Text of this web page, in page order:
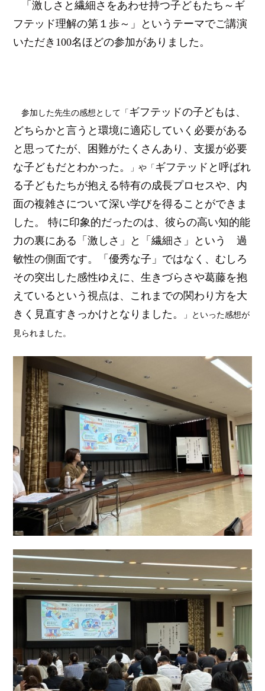
「激しさと繊細さをあわせ持つ子どもたち～ギ
フテッド理解の第１歩～」というテーマでご講演
いただき100名ほどの参加がありました。
参加した先生の感想として「 ギフテッドの子どもは、
どちらかと言うと環境に適応していく必要がある
と思ってたが、困難がたくさんあり、支援が必要
な子どもだとわかった。
」や「 ギフテッドと呼ばれ
る子どもたちが抱える特有の成長プロセスや、内
面の複雑さについて深い学びを得ることができま
した。 特に印象的だったのは、彼らの高い知的能
力の裏にある「激しさ」と「繊細さ」という 過
敏性の側面です。「優秀な子」ではなく、むしろ
その突出した感性ゆえに、生きづらさや葛藤を抱
えているという視点は、これまでの関わり方を大
きく見直すきっかけとなりました。
」といった感想が
見られました。